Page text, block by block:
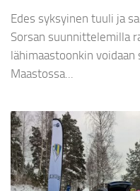
Edes syksyinen tuuli ja
Sorsan suunnittelemilla
lähimaastoonkin voidaan
Maastossa...